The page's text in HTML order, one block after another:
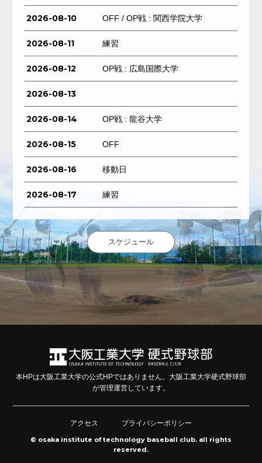
2026-08-10 OFF / OP戦 : 関西学院大学
2026-08-11 練習
2026-08-12 OP戦 : 広島国際大学
2026-08-13
2026-08-14 OP戦 : 龍谷大学
2026-08-15 OFF
2026-08-16 移動日
2026-08-17 練習
スケジュール
本HPは大阪工業大学の公式HPではありません。大阪工業大学硬式野球部
が管理運営しています。
アクセス
プライバシーポリシー
© osaka institute of technology baseball club. all rights
reserved.